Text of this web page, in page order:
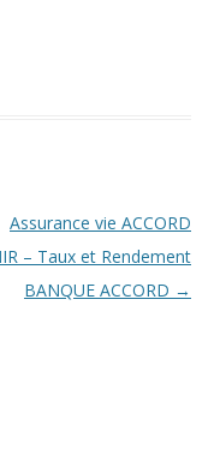
Assurance vie ACCORD
– Taux et Rendement
BANQUE ACCORD →